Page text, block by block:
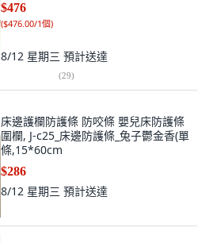
$476
($476.00/1個)
8/12 星期三 預計送達
(29)
床邊護欄防護條 防咬條 嬰兒床防護條
圍欄, J-c25_床邊防護條_兔子鬱金香(單
條,15*60cm
$286
8/12 星期三 預計送達